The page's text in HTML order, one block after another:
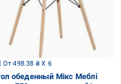
От 498.38 ₴ X 6
обеденный Мікс Меблі